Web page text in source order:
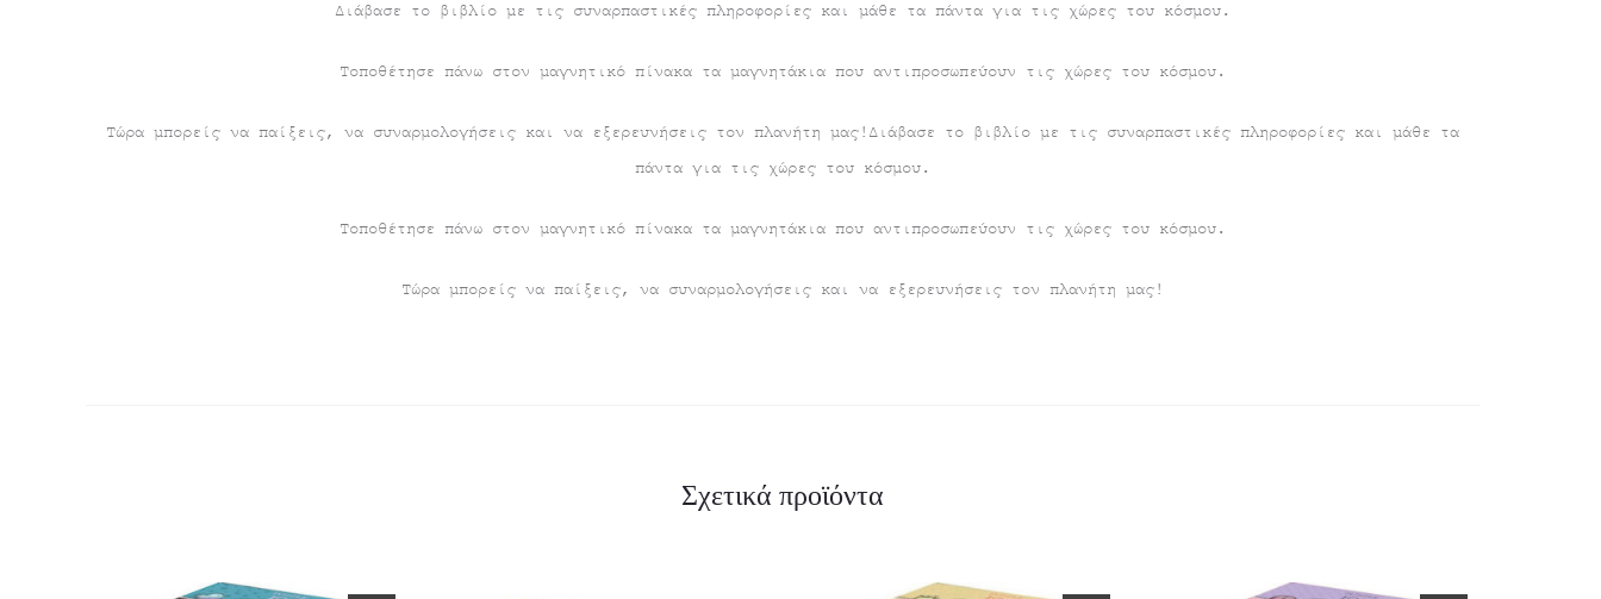
Διάβασε το βιβλίο με τις συναρπαστικές πληροφορίες και μάθε τα πάντα για τις χώρες του κόσμου.
Τοποθέτησε πάνω στον μαγνητικό πίνακα τα μαγνητάκια που αντιπροσωπεύουν τις χώρες του κόσμου.
Τώρα μπορείς να παίξεις, να συναρμολογήσεις και να εξερευνήσεις τον πλανήτη μας!Διάβασε το βιβλίο με τις συναρπαστικές πληροφορίες και μάθε τα
πάντα για τις χώρες του κόσμου.
Τοποθέτησε πάνω στον μαγνητικό πίνακα τα μαγνητάκια που αντιπροσωπεύουν τις χώρες του κόσμου.
Τώρα μπορείς να παίξεις, να συναρμολογήσεις και να εξερευνήσεις τον πλανήτη μας!
Σχετικά προϊόντα